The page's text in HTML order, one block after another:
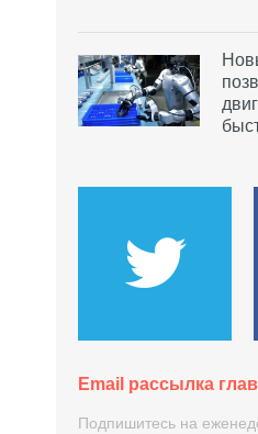
Email рассылка
Подпишитесь на